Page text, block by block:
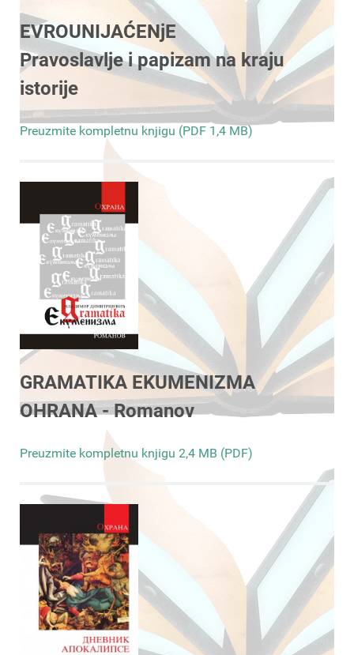
EVROUNIJAĆENjE
Pravoslavlje i papizam na kraju
istorije
Preuzmite kompletnu knjigu (PDF 1,4 MB)
GRAMATIKA EKUMENIZMA
OHRANA - Romanov
Preuzmite kompletnu knjigu 2,4 MB (PDF)